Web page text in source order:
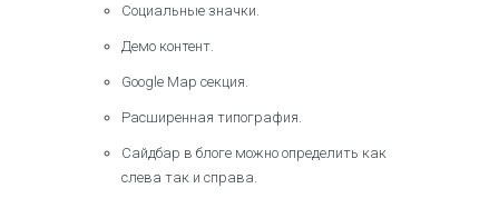
Социальные значки.
Демо контент.
Google Map секция.
Расширенная типография.
Сайдбар в блоге можно определить как
слева так и справа.